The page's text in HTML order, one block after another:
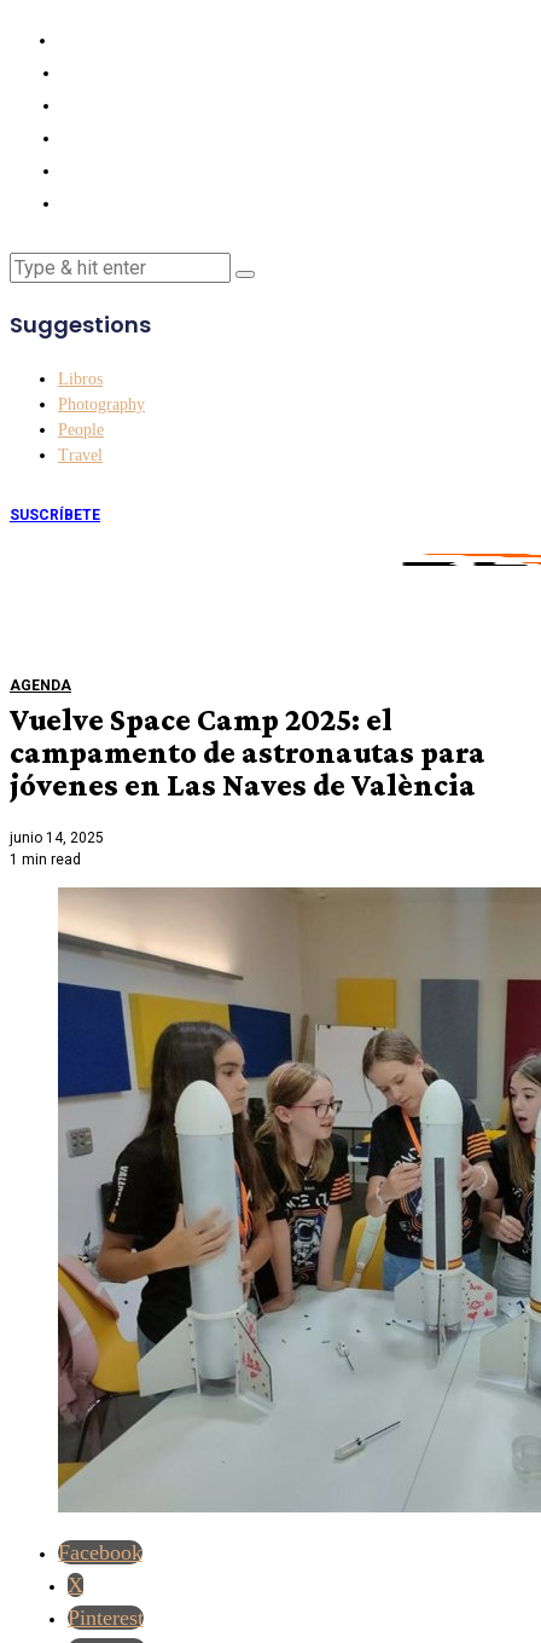
Suggestions
Libros
Photography
People
Travel
SUSCRÍBETE
AGENDA
Vuelve Space Camp 2025: el
campamento de astronautas para
jóvenes en Las Naves de València
junio 14, 2025
1 min read
Facebook
X
Pinterest